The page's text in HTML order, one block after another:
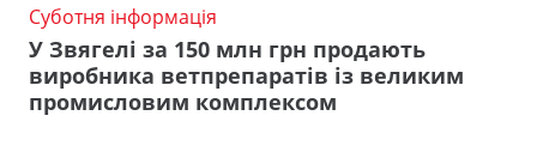
Суботня інформація
У Звягелі за 150 млн грн продають
виробника ветпрепаратів із великим
промисловим комплексом